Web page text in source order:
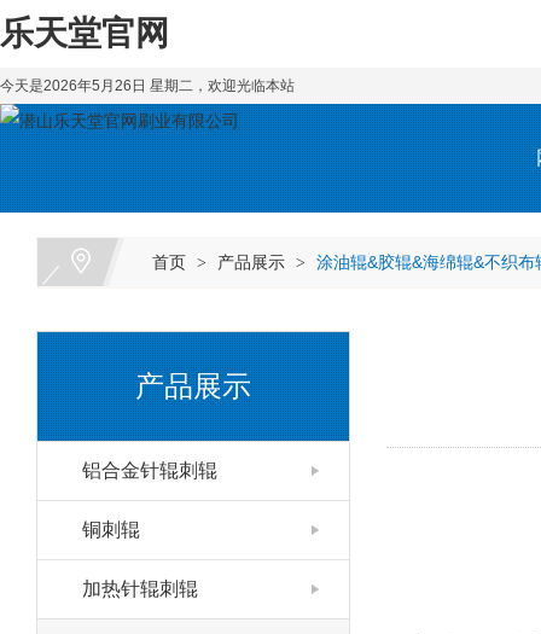
乐天堂官网
今天是2026年5月26日 星期二，欢迎光临本站
首页 > 产品展示 > 涂油辊&胶辊&海绵辊&不织布
产品展示
铝合金针辊刺辊
铜刺辊
加热针辊刺辊